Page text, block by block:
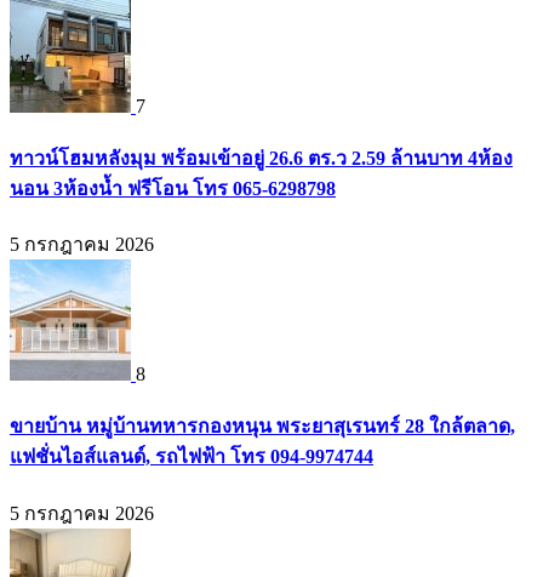
7
ทาวน์โฮมหลังมุม พร้อมเข้าอยู่ 26.6 ตร.ว 2.59 ล้านบาท 4ห้อง
นอน 3ห้องน้ำ ฟรีโอน โทร 065-6298798
5 กรกฎาคม 2026
8
ขายบ้าน หมู่บ้านทหารกองหนุน พระยาสุเรนทร์ 28 ใกล้ตลาด,
แฟชั่นไอส์แลนด์, รถไฟฟ้า โทร 094-9974744
5 กรกฎาคม 2026